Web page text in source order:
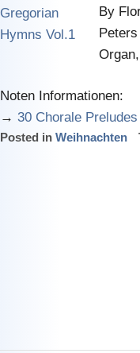
By
Peters
Noten Informationen:
→ 30 Chorale
Posted in Weihnachten